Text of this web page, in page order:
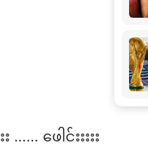
း …… ဖေါင်းးးးး